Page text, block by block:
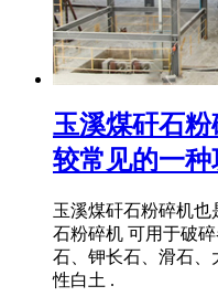
玉溪煤矸石
较常见的一种
玉溪煤矸石粉碎机
石粉碎机 可用于破
石、钾长石、滑石、
性白土 .